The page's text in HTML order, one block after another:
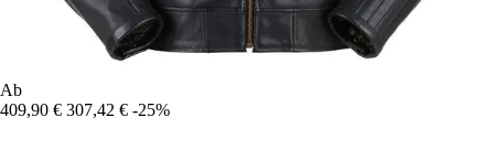
Ab
409,90 € 307,42 € -25%